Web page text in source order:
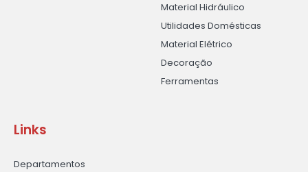
Material Hidráulico
Utilidades Domésticas
Material Elétrico
Decoração
Ferramentas
Links
Departamentos